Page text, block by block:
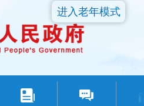
进入老年模式